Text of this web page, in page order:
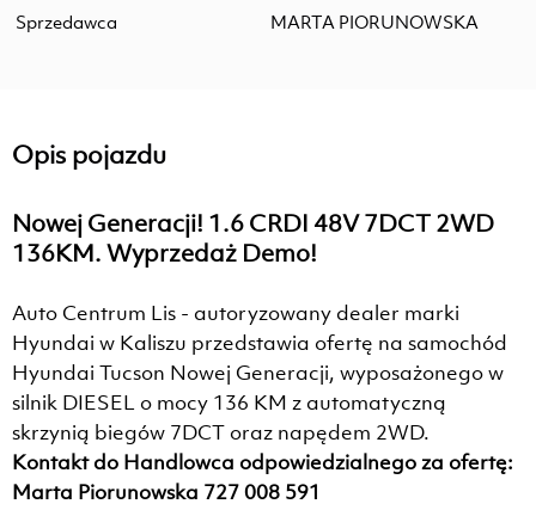
Sprzedawca
MARTA PIORUNOWSKA
Opis pojazdu
Nowej Generacji! 1.6 CRDI 48V 7DCT 2WD
136KM. Wyprzedaż Demo!
Auto Centrum Lis - autoryzowany dealer marki
Hyundai w Kaliszu przedstawia ofertę na samochód
Hyundai Tucson Nowej Generacji, wyposażonego w
silnik DIESEL o mocy 136 KM z automatyczną
skrzynią biegów 7DCT oraz napędem 2WD.
Kontakt do Handlowca odpowiedzialnego za ofertę:
Marta Piorunowska 727 008 591